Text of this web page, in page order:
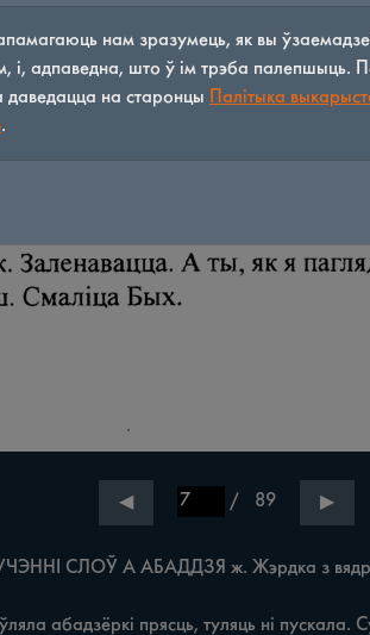
◀ / 89 ▶
А АБАДДЗЯ ж. Жэрдка з вядром у
нам зразумець, як вы
і, адпаведна, што ў ім трэба палепшыць.
даведацца на старонцы
Палітыка
.